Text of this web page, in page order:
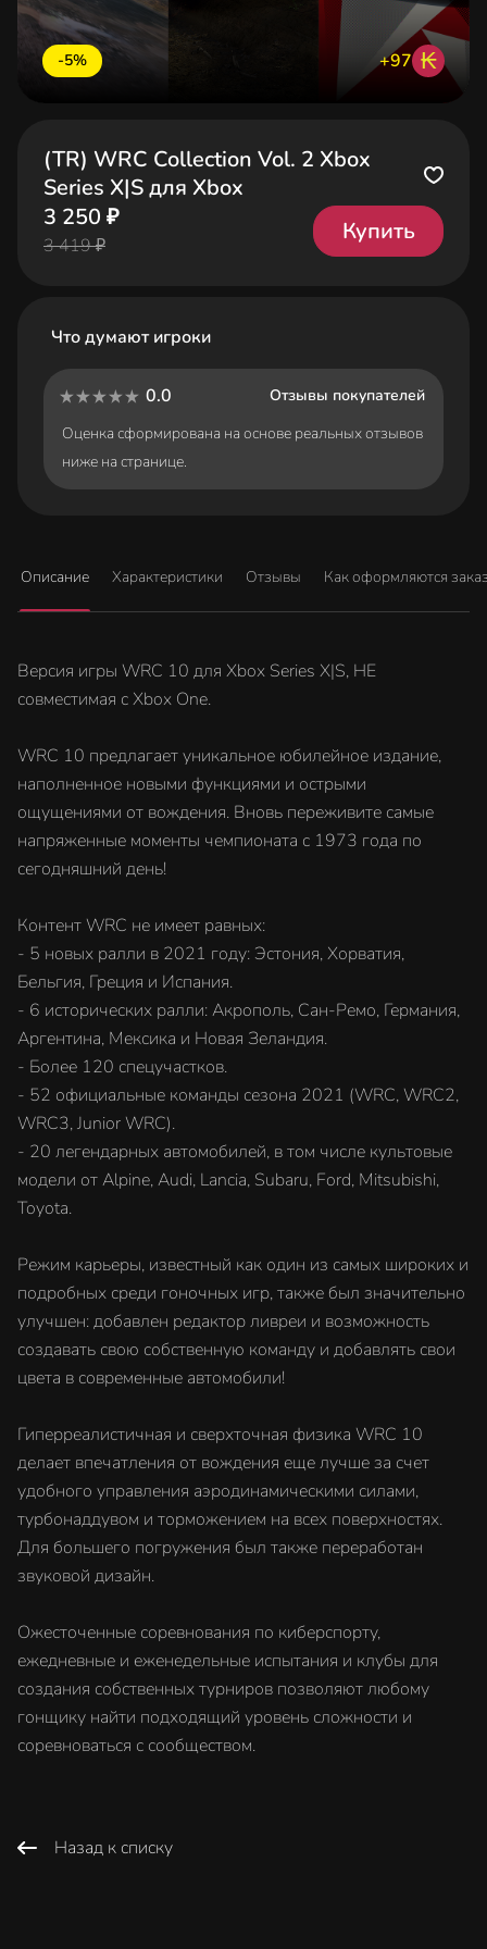
-5% +97 ₭
(TR) WRC Collection Vol. 2 Xbox
Series X|S для Xbox
3 250 ₽
3 419 ₽
Купить
Что думают игроки
0.0
Отзывы покупателей
Оценка сформирована на основе реальных отзывов
ниже на странице.
Описание Характеристики Отзывы Как оформляются
Версия игры WRC 10 для Xbox Series X|S, НЕ
совместимая с Xbox One.
WRC 10 предлагает уникальное юбилейное издание,
наполненное новыми функциями и острыми
ощущениями от вождения. Вновь переживите самые
напряженные моменты чемпионата с 1973 года по
сегодняшний день!
Контент WRC не имеет равных:
- 5 новых ралли в 2021 году: Эстония, Хорватия,
Бельгия, Греция и Испания.
- 6 исторических ралли: Акрополь, Сан-Ремо, Германия,
Аргентина, Мексика и Новая Зеландия.
- Более 120 спецучастков.
- 52 официальные команды сезона 2021 (WRC, WRC2,
WRC3, Junior WRC).
- 20 легендарных автомобилей, в том числе культовые
модели от Alpine, Audi, Lancia, Subaru, Ford, Mitsubishi,
Toyota.
Режим карьеры, известный как один из самых широких и
подробных среди гоночных игр, также был значительно
улучшен: добавлен редактор ливреи и возможность
создавать свою собственную команду и добавлять свои
цвета в современные автомобили!
Гиперреалистичная и сверхточная физика WRC 10
делает впечатления от вождения еще лучше за счет
удобного управления аэродинамическими силами,
турбонаддувом и торможением на всех поверхностях.
Для большего погружения был также переработан
звуковой дизайн.
Ожесточенные соревнования по киберспорту,
ежедневные и еженедельные испытания и клубы для
создания собственных турниров позволяют любому
гонщику найти подходящий уровень сложности и
соревноваться с сообществом.
Назад к списку